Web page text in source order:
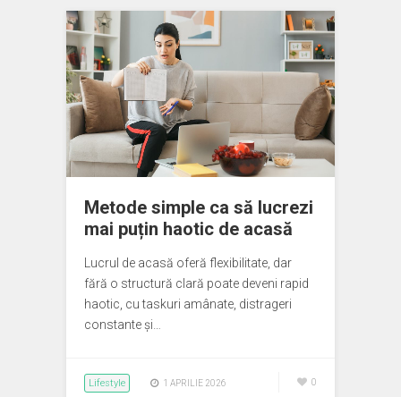
Metode simple ca să lucrezi
mai puțin haotic de acasă
Lucrul de acasă oferă flexibilitate, dar
fără o structură clară poate deveni rapid
haotic, cu taskuri amânate, distrageri
constante și…
Lifestyle 1 APRILIE 2026 0